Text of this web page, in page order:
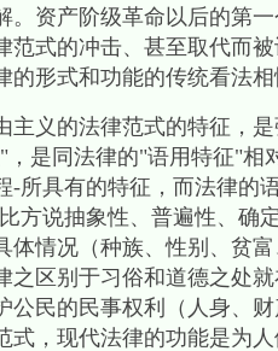
。资产阶级革命以后的第
范式的冲击、甚至取代而
的形式和功能的传统看法
义的法律范式的特征，是
"，是同法律的"语用特征"相
-所具有的特征，而法律的
方说抽象性、普遍性、确
体情况（种族、性别、贫
之区别于习俗和道德之处
公民的民事权利（人身、
式，现代法律的功能是为